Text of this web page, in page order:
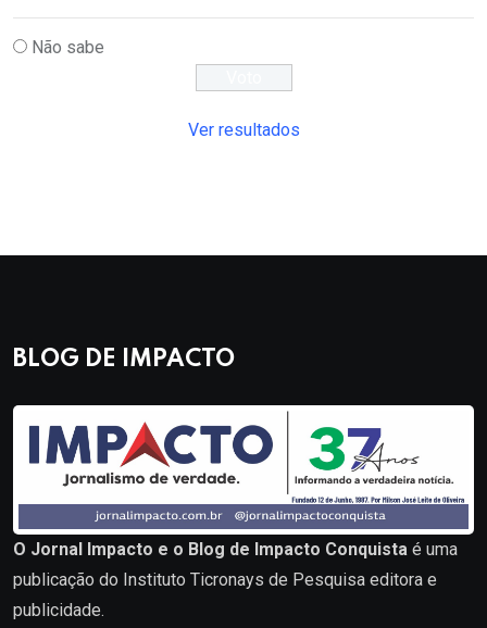
Não sabe
Ver resultados
BLOG DE IMPACTO
O Jornal Impacto e o Blog de Impacto Conquista é uma
publicação do Instituto Ticronays de Pesquisa editora e
publicidade.